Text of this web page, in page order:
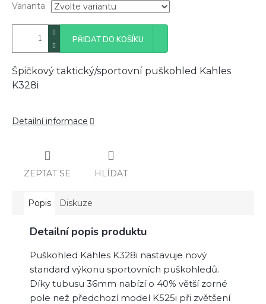
Varianta
PŘIDAT DO KOŠÍKU
Špičkový taktický/sportovní puškohled Kahles
K328i
Detailní informace
ZEPTAT SE HLÍDAT
Popis Diskuze
Detailní popis produktu
Puškohled Kahles K328i nastavuje nový
standard výkonu sportovních puškohledů.
Díky tubusu 36mm nabízí o 40% větší zorné
pole než předchozí model K525i při zvětšení